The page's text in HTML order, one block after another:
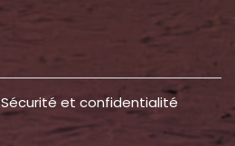
Sécurité et confidentialité